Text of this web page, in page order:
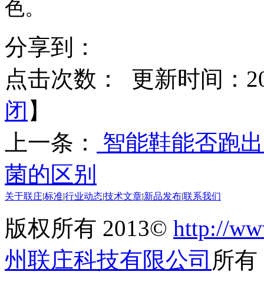
色。
分享到：
点击次数：
更新时间：
闭 】
上一条：
智能鞋能否跑
菌的区别
关于联庄标准行业动态技术文章 新品发布联系我们
版权所有 2013© http://
州联庄科技有限公司 所